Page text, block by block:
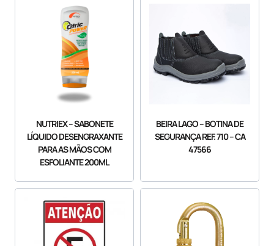
NUTRIEX – SABONETE
LÍQUIDO DESENGRAXANTE
PARA AS MÃOS COM
ESFOLIANTE 200ML
BEIRA LAGO – BOTINA DE
SEGURANÇA REF. 710 – CA
47566